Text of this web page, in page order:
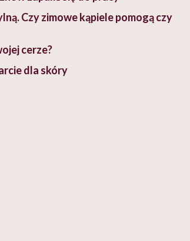
Czy zimowe kąpiele pomogą czy
cerze?
dla skóry